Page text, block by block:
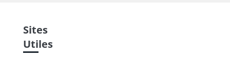
Sites
Utiles